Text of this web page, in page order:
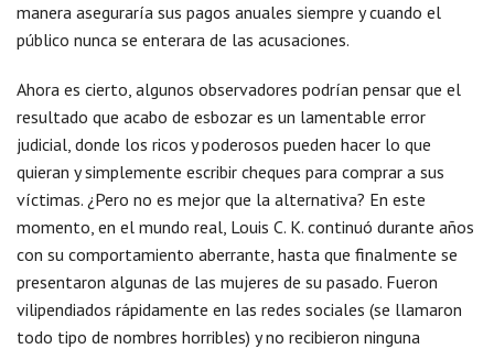
manera aseguraría sus pagos anuales siempre y cuando el
público nunca se enterara de las acusaciones.
Ahora es cierto, algunos observadores podrían pensar que el
resultado que acabo de esbozar es un lamentable error
judicial, donde los ricos y poderosos pueden hacer lo que
quieran y simplemente escribir cheques para comprar a sus
víctimas. ¿Pero no es mejor que la alternativa? En este
momento, en el mundo real, Louis C. K. continuó durante años
con su comportamiento aberrante, hasta que finalmente se
presentaron algunas de las mujeres de su pasado. Fueron
vilipendiados rápidamente en las redes sociales (se llamaron
todo tipo de nombres horribles) y no recibieron ninguna